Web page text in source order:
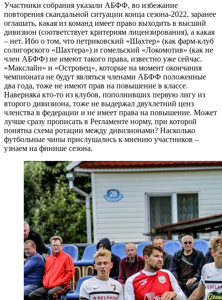
Участники собрания указали АБФФ, во избежание
повторения скандальной ситуации конца сезона-2022, заранее
оглашать, какая из команд имеет право выходить в высший
дивизион (соответствует критериям лицензирования), а какая
– нет. Ибо о том, что петриковский «Шахтер» (как фарм-клуб
солигорского «Шахтера») и гомельский «Локомотив» (как не
член АБФФ) не имеют такого права, известно уже сейчас.
«Макслайн» и «Островец», которые на момент окончания
чемпионата не будут являться членами АБФФ положенные
два года, тоже не имеют прав на повышение в классе.
Наверняка кто-то из клубов, пополнивших первую лигу из
второго дивизиона, тоже не выдержал двухлетний ценз
членства в федерации и не имеет права на повышение. Может
лучше сразу прописать в Регламенте норму, при которой
понятна схема ротации между дивизионами? Насколько
футбольные чины прислушались к мнению участников –
узнаем на финише сезона.